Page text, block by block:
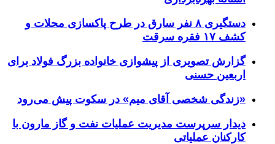
دستگیری ۸ نفر سارق در طرح پاکسازی محلات و
کشف ۱۷ فقره سرقت
گزارش تصویری از پیشوازی خانواده بزرگ فولاد برای
اربعین حسنی
«زندگی شخصی آقای میم» در سکوت پیش می‌رود
دیدار سرپرست مدیریت عملیات نفت و گاز مارون با
کارکنان عملیاتی